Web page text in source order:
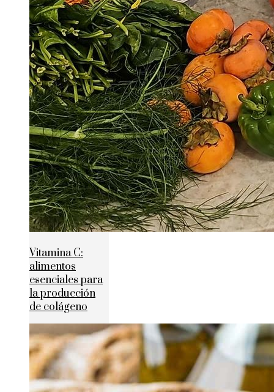
Vitamina C:
alimentos
esenciales para
la producción
de colágeno